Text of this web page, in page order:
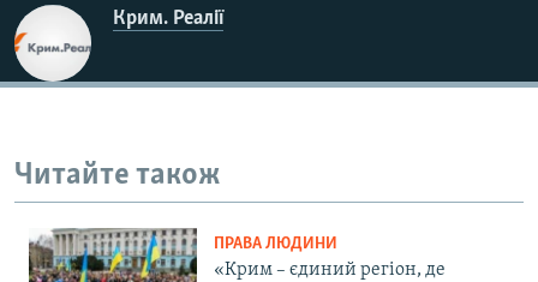
Крим. Реалії
Читайте також
ПРАВА ЛЮДИНИ
«Крим – єдиний регіон, де